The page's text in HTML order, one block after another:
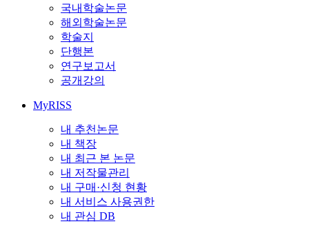
국내학술논문
해외학술논문
학술지
단행본
연구보고서
공개강의
MyRISS
내 추천논문
내 책장
내 최근 본 논문
내 저작물관리
내 구매·신청 현황
내 서비스 사용권한
내 관심 DB